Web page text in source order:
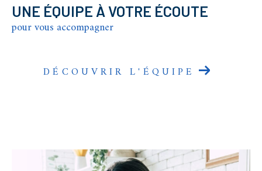
UNE ÉQUIPE À VOTRE ÉCOUTE
pour vous accompagner
DÉCOUVRIR L'ÉQUIPE